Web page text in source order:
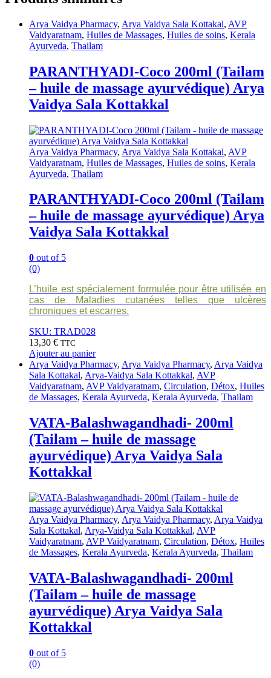
Arya Vaidya Pharmacy, Arya Vaidya Sala Kottakal, AVP
Vaidyaratnam, Huiles de Massages, Huiles de soins, Kerala
Ayurveda, Thailam
PARANTHYADI-Coco 200ml (Tailam
– huile de massage ayurvédique) Arya
Vaidya Sala Kottakkal
Arya Vaidya Pharmacy, Arya Vaidya Sala Kottakal, AVP
Vaidyaratnam, Huiles de Massages, Huiles de soins, Kerala
Ayurveda, Thailam
PARANTHYADI-Coco 200ml (Tailam
– huile de massage ayurvédique) Arya
Vaidya Sala Kottakkal
0 out of 5
(0)
L’huile est spécialement formulée pour être utilisée en
cas de Maladies cutanées telles que ulcères
chroniques et escarres.
SKU: TRAD028
13,30 € TTC
Ajouter au panier
Arya Vaidya Pharmacy, Arya Vaidya Pharmacy, Arya Vaidya
Sala Kottakal, Arya-Vaidya Sala Kottakkal, AVP
Vaidyaratnam, AVP Vaidyaratnam, Circulation, Détox, Huiles
de Massages, Kerala Ayurveda, Kerala Ayurveda, Thailam
VATA-Balashwagandhadi- 200ml
(Tailam – huile de massage
ayurvédique) Arya Vaidya Sala
Kottakkal
Arya Vaidya Pharmacy, Arya Vaidya Pharmacy, Arya Vaidya
Sala Kottakal, Arya-Vaidya Sala Kottakkal, AVP
Vaidyaratnam, AVP Vaidyaratnam, Circulation, Détox, Huiles
de Massages, Kerala Ayurveda, Kerala Ayurveda, Thailam
VATA-Balashwagandhadi- 200ml
(Tailam – huile de massage
ayurvédique) Arya Vaidya Sala
Kottakkal
0 out of 5
(0)